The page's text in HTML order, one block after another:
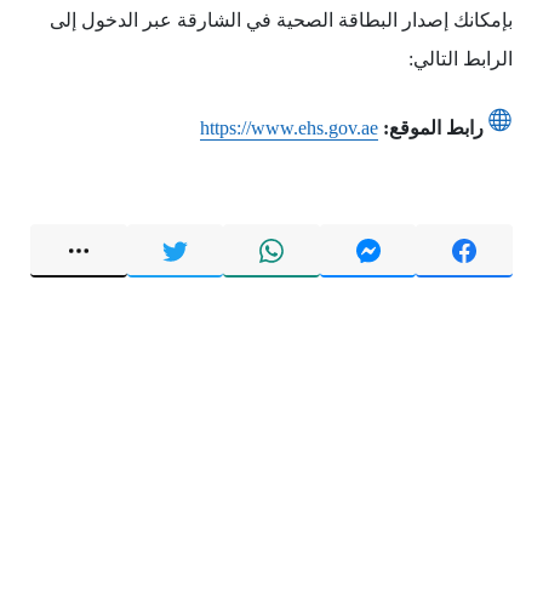
بإمكانك إصدار البطاقة الصحية في الشارقة عبر الدخول إلى
الرابط التالي:
رابط الموقع: https://www.ehs.gov.ae